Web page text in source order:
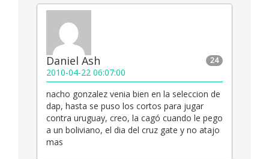
24
Daniel Ash
2010-04-22 06:07:00
nacho gonzalez venia bien en la seleccion de
dap, hasta se puso los cortos para jugar
contra uruguay, creo, la cagó cuando le pego
a un boliviano, el dia del cruz gate y no atajo
mas